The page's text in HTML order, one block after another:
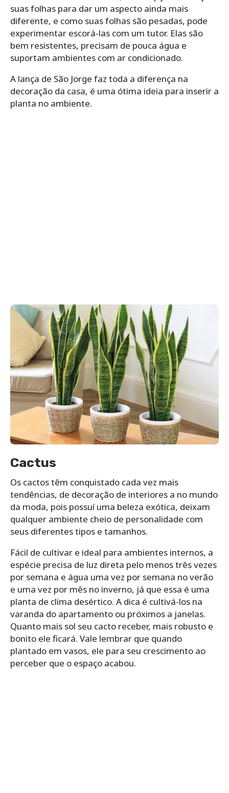
suas folhas para dar um aspecto ainda mais
diferente, e como suas folhas são pesadas, pode
experimentar escorá-las com um tutor. Elas são
bem resistentes, precisam de pouca água e
suportam ambientes com ar condicionado.
A lança de São Jorge faz toda a diferença na
decoração da casa, é uma ótima ideia para inserir a
planta no ambiente.
Cactus
Os cactos têm conquistado cada vez mais
tendências, de decoração de interiores a no mundo
da moda, pois possuí uma beleza exótica, deixam
qualquer ambiente cheio de personalidade com
seus diferentes tipos e tamanhos.
Fácil de cultivar e ideal para ambientes internos, a
espécie precisa de luz direta pelo menos três vezes
por semana e água uma vez por semana no verão
e uma vez por mês no inverno, já que essa é uma
planta de clima desértico. A dica é cultivá-los na
varanda do apartamento ou próximos a janelas.
Quanto mais sol seu cacto receber, mais robusto e
bonito ele ficará. Vale lembrar que quando
plantado em vasos, ele para seu crescimento ao
perceber que o espaço acabou.